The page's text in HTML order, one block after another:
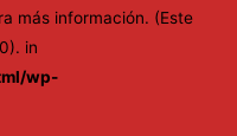
más información. (Este
in
wp-